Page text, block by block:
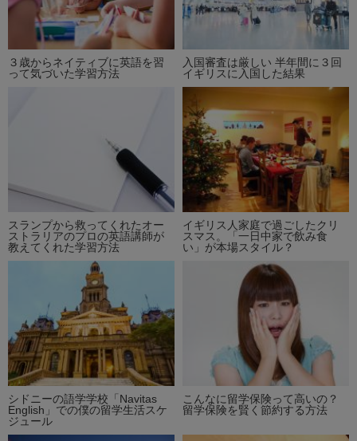
３歳からネイティブに英語を習
って気づいた学習方法
入国審査は厳しい 半年間に３回
イギリスに入国した結果
スランプから救ってくれたオー
ストラリアのプロの英語講師が
教えてくれた学習方法
イギリス人家庭で過ごしたクリ
スマス。「一日中家で飲み食
い」が本場スタイル？
シドニーの語学学校「Navitas
English」での僕の留学生活スケ
ジュール
こんなに留学保険って高いの？
留学保険を賢く節約する方法